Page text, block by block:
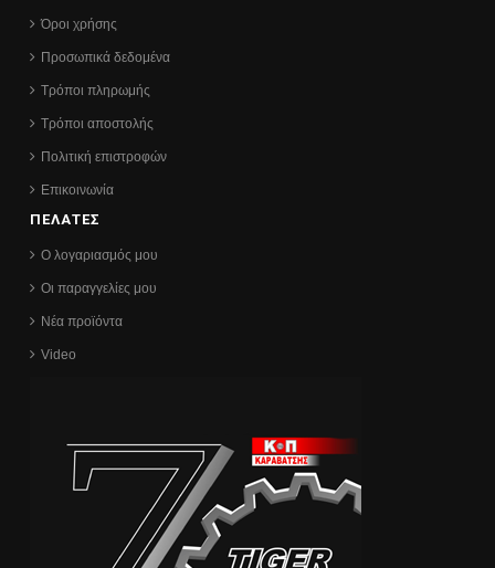
Όροι χρήσης
Προσωπικά δεδομένα
Τρόποι πληρωμής
Τρόποι αποστολής
Πολιτική επιστροφών
Επικοινωνία
ΠΕΛΑΤΕΣ
Ο λογαριασμός μου
Οι παραγγελίες μου
Νέα προϊόντα
Video